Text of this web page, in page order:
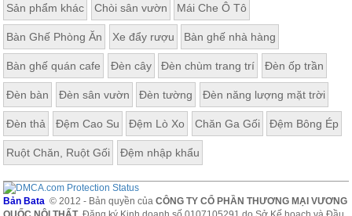
Sản phẩm khác Chòi sân vườn Mái Che Ô Tô
Bàn Ghế Phòng Ăn Xe đẩy rượu Bàn ghế nhà hàng
Bàn ghế quán cafe Đèn cây Đèn chùm trang trí Đèn ốp trần
Đèn bàn Đèn sân vườn Đèn tường Đèn năng lượng mặt trời
Đèn thả Đệm Cao Su Đệm Lò Xo Chăn Ga Gối Đệm Bông Ép
Ruột Chăn, Ruột Gối Đệm nhập khẩu
Bản Bata © 2012 - Bản quyền củaCÔNG TY CỔ PHẦN THƯƠNG MẠI VƯƠNG